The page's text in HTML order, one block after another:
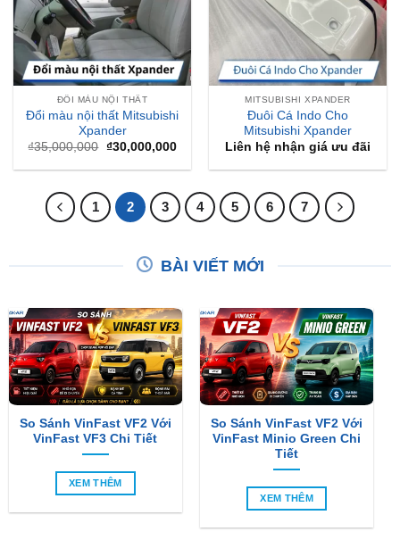
ĐỔI MÀU NỘI THẤT
Đổi màu nội thất Mitsubishi
Xpander
₫35,000,000 Giá
là:
₫30,000,000Giá
tại
₫30,000,000.
MITSUBISHI XPANDER
Đuôi Cá Indo Cho
Mitsubishi Xpander
Liên hệ nhận giá ưu đãi
1 2 3 4 5 6 7
BÀI VIẾT MỚI
So Sánh VinFast VF2 Với
VinFast VF3 Chi Tiết
XEM THÊM
So Sánh VinFast VF2 Với
VinFast Minio Green Chi
Tiết
XEM THÊM